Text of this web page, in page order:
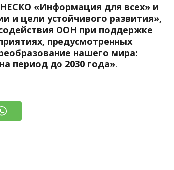
«Информация для всех» и
и цели устойчивого развития»,
ООН при поддержке
предусмотренных
нашего мира:
период до 2030 года».